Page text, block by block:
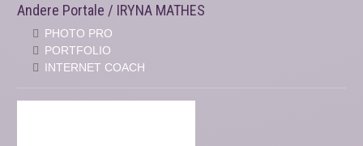
Andere Portale / IRYNA MATHES
PHOTO PRO
PORTFOLIO
INTERNET COACH